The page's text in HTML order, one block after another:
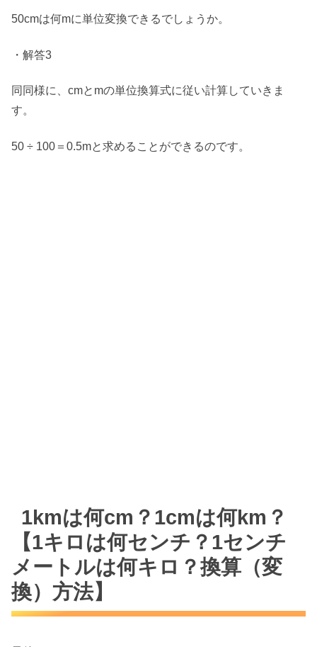
50cmは何mに単位変換できるでしょうか。
・解答3
同同様に、cmとmの単位換算式に従い計算していきま
す。
50 ÷ 100＝0.5mと求めることができるのです。
1kmは何cm？1cmは何km？
【1キロは何センチ？1センチ
メートルは何キロ？換算（変
換）方法】